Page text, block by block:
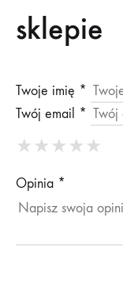
sklepie
Twoje imię *
Twój email *
★
★ ★
★ ★ ★
★ ★ ★ ★
★ ★ ★ ★ ★
Opinia *